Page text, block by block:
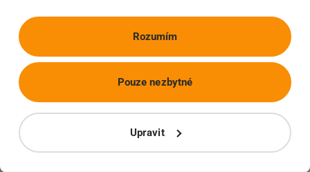
Rozumím
Upravit
Pouze nezbytné